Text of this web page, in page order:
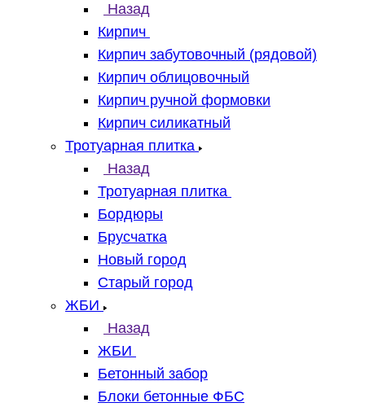
Назад
Кирпич
Кирпич забутовочный (рядовой)
Кирпич облицовочный
Кирпич ручной формовки
Кирпич силикатный
Тротуарная плитка
Назад
Тротуарная плитка
Бордюры
Брусчатка
Новый город
Старый город
ЖБИ
Назад
ЖБИ
Бетонный забор
Блоки бетонные ФБС